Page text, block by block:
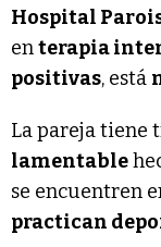
Hospital
enterapia
positivas, está
La pareja tiene
lamentable
se encuentren
practican